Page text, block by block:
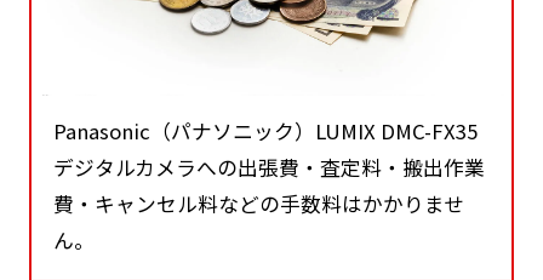
Panasonic（パナソニック）LUMIX DMC-FX35
デジタルカメラへの出張費・査定料・搬出作業
費・キャンセル料などの手数料はかかりませ
ん。